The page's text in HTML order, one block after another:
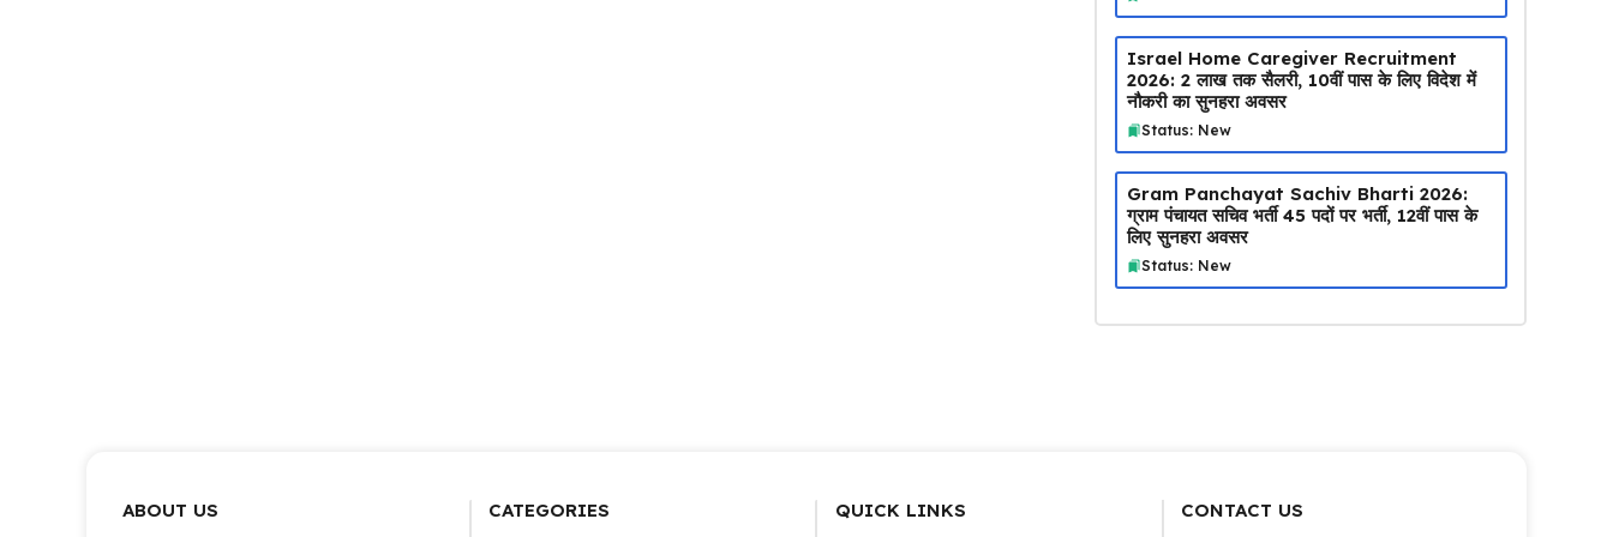
Israel Home Caregiver Recruitment
2026: ₹2 लाख तक सैलरी, 10वीं पास के लिए विदेश में
नौकरी का सुनहरा अवसर
Status: New
Gram Panchayat Sachiv Bharti 2026:
ग्राम पंचायत सचिव भर्ती 45 पदों पर भर्ती, 12वीं पास के
लिए सुनहरा अवसर
Status: New
ABOUT US CATEGORIES QUICK LINKS CONTACT US